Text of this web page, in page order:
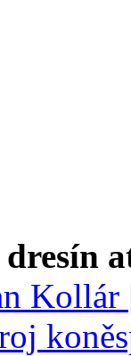
Kollár